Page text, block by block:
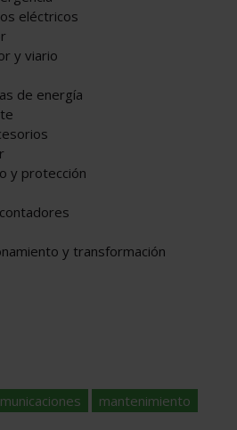
eléctricos
y viario
de energía
y protección
y transformación
mantenimiento